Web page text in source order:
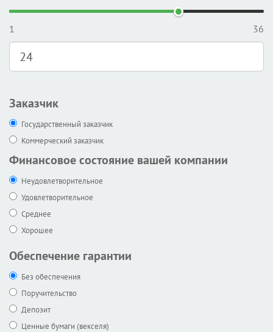
1 36
Заказчик
Государственный заказчик
Коммерческий заказчик
Финансовое состояние вашей компании
Неудовлетворительное
Удовлетворительное
Среднее
Хорошее
Обеспечение гарантии
Без обеспечения
Поручительство
Депозит
Ценные бумаги (векселя)